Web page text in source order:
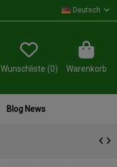
Deutsch
Wunschliste (0) Warenkorb
Blog News